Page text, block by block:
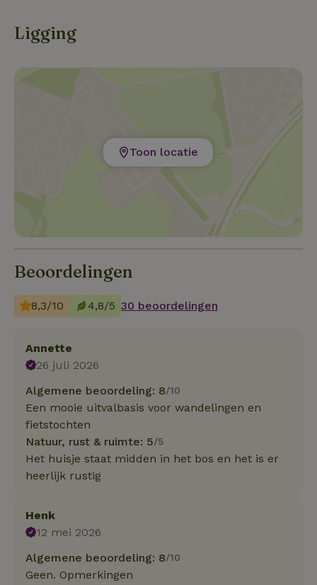
Ligging
Toon locatie
Beoordelingen
8,3/10 4,8/5 30 beoordelingen
Annette
26 juli 2026
Algemene beoordeling: 8/10
Een mooie uitvalbasis voor wandelingen en
fietstochten
Natuur, rust & ruimte: 5/5
Het huisje staat midden in het bos en het is er
heerlijk rustig
Henk
12 mei 2026
Algemene beoordeling: 8/10
Geen. Opmerkingen